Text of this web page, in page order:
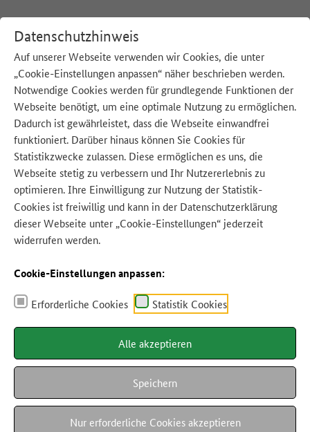
Datenschutzhinweis
Auf unserer Webseite verwenden wir Cookies, die unter
„Cookie-Einstellungen anpassen“ näher beschrieben werden.
Notwendige Cookies werden für grundlegende Funktionen der
Webseite benötigt, um eine optimale Nutzung zu ermöglichen.
Dadurch ist gewährleistet, dass die Webseite einwandfrei
funktioniert. Darüber hinaus können Sie Cookies für
Statistikzwecke zulassen. Diese ermöglichen es uns, die
Webseite stetig zu verbessern und Ihr Nutzererlebnis zu
optimieren. Ihre Einwilligung zur Nutzung der Statistik-
Cookies ist freiwillig und kann in der Datenschutzerklärung
dieser Webseite unter „Cookie-Einstellungen“ jederzeit
widerrufen werden.
Cookie-Einstellungen anpassen:
Erforderliche Cookies Statistik Cookies
Alle akzeptieren
Speichern
Nur erforderliche Cookies akzeptieren
:Startseite W
Wurzelgemüse